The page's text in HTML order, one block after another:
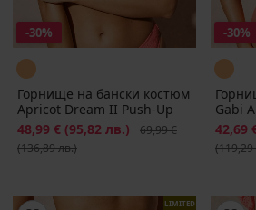
-30%
Горнище на бански костюм
Apricot Dream II Push-Up
Намаление
48,99 € (95,82 лв.) Първоначална цена
69,99 €
(136,89 лв.)
-30%
Gabi
42,69
(119,29
LIMITED